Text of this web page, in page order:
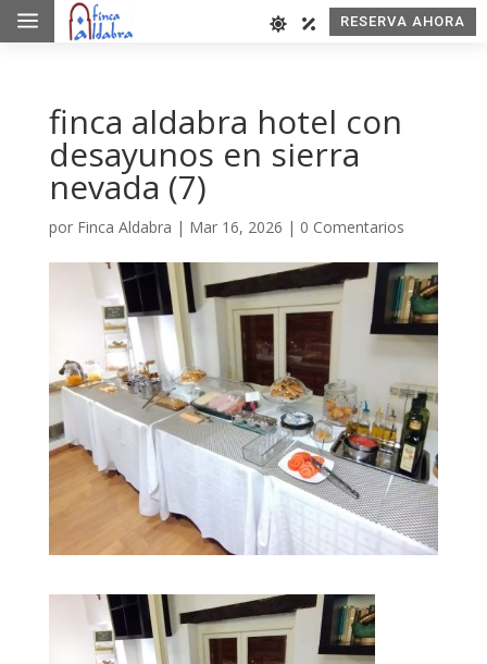
a RESERVA AHORA
finca aldabra hotel con
desayunos en sierra
nevada (7)
por Finca Aldabra | Mar 16, 2026 | 0 Comentarios